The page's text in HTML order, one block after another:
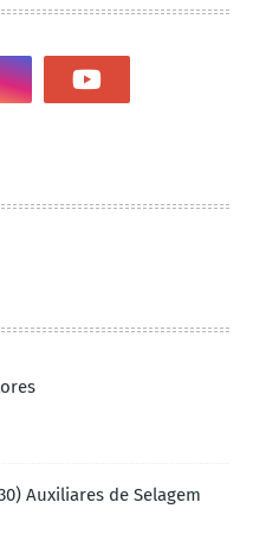
Auxiliares de Selagem